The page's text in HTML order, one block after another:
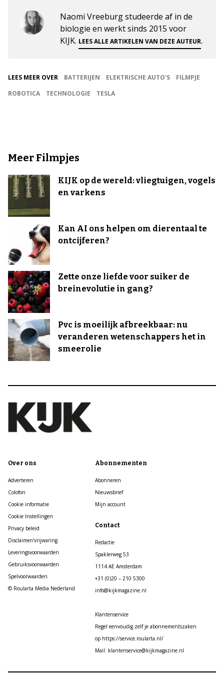
Naomi Vreeburg studeerde af in de
biologie en werkt sinds 2015 voor
KIJK. LEES ALLE ARTIKELEN VAN DEZE AUTEUR.
LEES MEER OVER BATTERIJEN ELEKTRISCHE AUTO'S
FILMPJE
ROBOTICA
TECHNOLOGIE TESLA
Meer Filmpjes
KIJK op de wereld: vliegtuigen, vogels
en varkens
Kan AI ons helpen om dierentaal te
ontcijferen?
Zette onze liefde voor suiker de
breinevolutie in gang?
Pvc is moeilijk afbreekbaar: nu
veranderen wetenschappers het in
smeerolie
Over ons
Adverteren
Colofon
Cookie informatie
Cookie Instellingen
Privacy beleid
Disclaimer/vrijwaring
Leveringsvoorwaarden
Gebruiksvoorwaarden
Spelvoorwaarden
© Roularta Media Nederland
Abonnementen
Abonneren
Nieuwsbrief
Mijn account
Contact
Redactie
Spaklerweg 53
1114 AE Amsterdam
+31 (0)20 – 210 5300
info@kijkmagazine.nl
Klantenservice
Regel eenvoudig zelf je abonnementszaken
op https://service.roularta.nl/
Mail: klantenservice@kijkmagazine.nl